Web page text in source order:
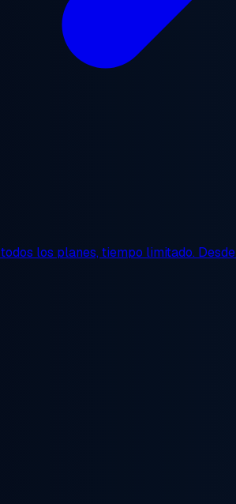
todos los planes, tiempo limitado. Desde